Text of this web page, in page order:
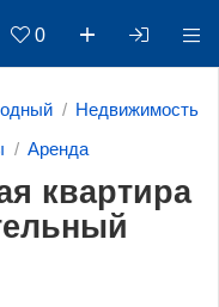
0
Недвижимость
Аренда
квартира